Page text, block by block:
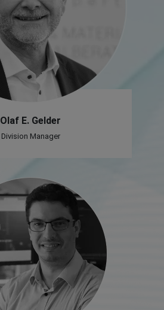
Olaf E. Gelder
Division Manager